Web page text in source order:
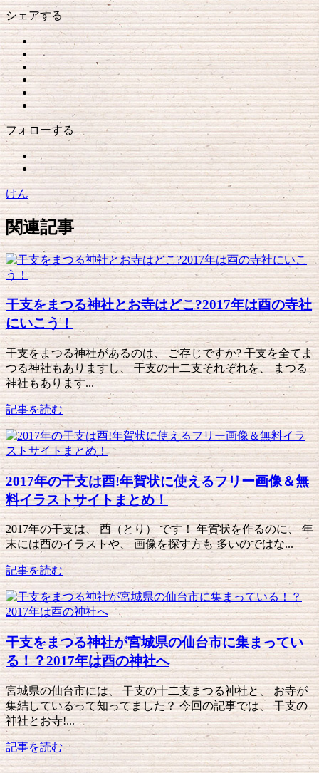
シェアする
フォローする
けん
関連記事
干支をまつる神社とお寺はどこ?2017年は酉の寺社
にいこう！
干支をまつる神社があるのは、 ご存じですか? 干支を全てま
つる神社もありますし、 干支の十二支それぞれを、 まつる
神社もあります...
記事を読む
2017年の干支は酉!年賀状に使えるフリー画像＆無
料イラストサイトまとめ！
2017年の干支は、 酉（とり） です！ 年賀状を作るのに、 年
末には酉のイラストや、 画像を探す方も 多いのではな...
記事を読む
干支をまつる神社が宮城県の仙台市に集まってい
る！？2017年は酉の神社へ
宮城県の仙台市には、 干支の十二支まつる神社と、 お寺が
集結しているって知ってました？ 今回の記事では、 干支の
神社とお寺!...
記事を読む